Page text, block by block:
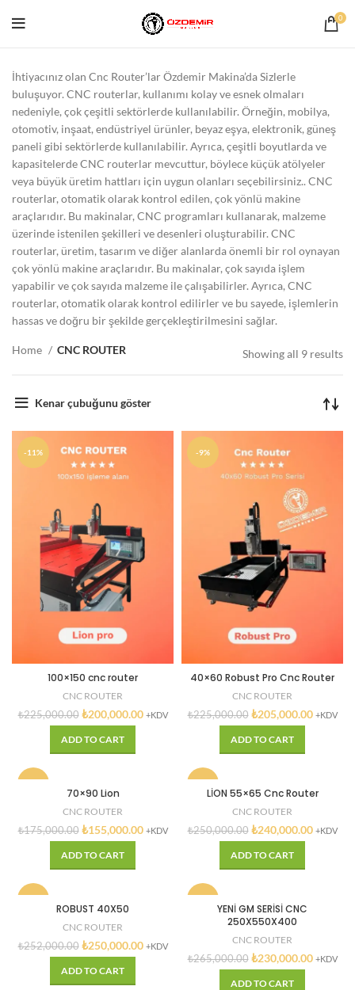
0
İhtiyacınız olan Cnc Router’lar Özdemir Makina’da Sizlerle
buluşuyor. CNC routerlar, kullanımı kolay ve esnek olmaları
nedeniyle, çok çeşitli sektörlerde kullanılabilir. Örneğin, mobilya,
otomotiv, inşaat, endüstriyel ürünler, beyaz eşya, elektronik, güneş
paneli gibi sektörlerde kullanılabilir. Ayrıca, çeşitli boyutlarda ve
kapasitelerde CNC routerlar mevcuttur, böylece küçük atölyeler
veya büyük üretim hattları için uygun olanları seçebilirsiniz.. CNC
routerlar, otomatik olarak kontrol edilen, çok yönlü makine
araçlarıdır. Bu makinalar, CNC programları kullanarak, malzeme
üzerinde istenilen şekilleri ve desenleri oluşturabilir. CNC
routerlar, üretim, tasarım ve diğer alanlarda önemli bir rol oynayan
çok yönlü makine araçlarıdır. Bu makinalar, çok sayıda işlem
yapabilir ve çok sayıda malzeme ile çalışabilirler. Ayrıca, CNC
routerlar, otomatik olarak kontrol edilirler ve bu sayede, işlemlerin
hassas ve doğru bir şekilde gerçekleştirilmesini sağlar.
Home CNC ROUTER Showing all 9 results
Kenar çubuğunu göster
-11%
100×150 cnc router
CNC ROUTER
₺225,000.00 ₺200,000.00 +KDV
ADD TO CART
-9%
40×60 Robust Pro Cnc Router
CNC ROUTER
₺225,000.00 ₺205,000.00 +KDV
ADD TO CART
70×90 Lion
CNC ROUTER
₺175,000.00 ₺155,000.00 +KDV
ADD TO CART
LİON 55×65 Cnc Router
CNC ROUTER
₺250,000.00 ₺240,000.00 +KDV
ADD TO CART
ROBUST 40X50
CNC ROUTER
₺252,000.00 ₺250,000.00 +KDV
ADD TO CART
YENİ GM SERİSİ CNC
250X550X400
CNC ROUTER
₺265,000.00 ₺230,000.00 +KDV
ADD TO CART